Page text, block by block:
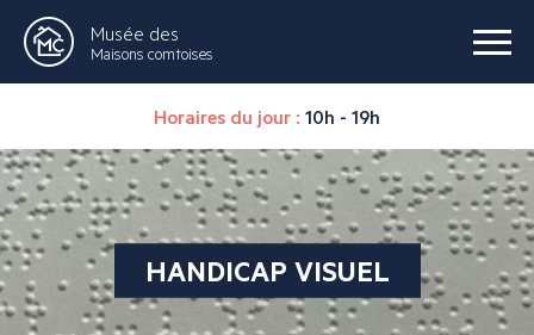
Musée des
Maisons comtoises
Horaires du jour : 10h - 19h
HANDICAP VISUEL